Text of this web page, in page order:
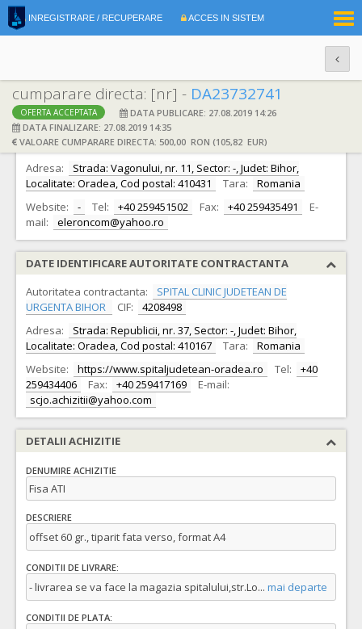
INREGISTRARE / RECUPERARE ACCES IN SISTEM
cumparare directa: [nr] - DA23732741
OFERTA ACCEPTATA
DATA PUBLICARE: 27.08.2019 14:26
DATA FINALIZARE: 27.08.2019 14:35
VALOARE CUMPARARE DIRECTA: 500,00 RON (105,82 EUR)
DATE IDENTIFICARE OFERTANT
Ofertant: S.C. ELERON COM S.R.L. CIF: 5590336
Adresa:
Strada: Vagonului, nr. 11, Sector: -, Judet: Bihor,
Localitate: Oradea, Cod postal: 410431
Tara:
Romania
Website:
- Tel: +40 259451502 Fax: +40 259435491
E-
mail:
eleroncom@yahoo.ro
DATE IDENTIFICARE AUTORITATE CONTRACTANTA
Autoritatea contractanta:
SPITAL CLINIC JUDETEAN DE
URGENTA BIHOR
CIF:
4208498
Adresa:
Strada: Republicii, nr. 37, Sector: -, Judet: Bihor,
Localitate: Oradea, Cod postal: 410167
Tara:
Romania
Website:
https://www.spitaljudetean-oradea.ro Tel:
+40
259434406
Fax: +40 259417169
E-mail:
scjo.achizitii@yahoo.com
DETALII ACHIZITIE
DENUMIRE ACHIZITIE
Fisa ATI
DESCRIERE
offset 60 gr., tiparit fata verso, format A4
CONDITII DE LIVRARE:
- livrarea se va face la magazia spitalului,str.Lo... mai departe
CONDITII DE PLATA: